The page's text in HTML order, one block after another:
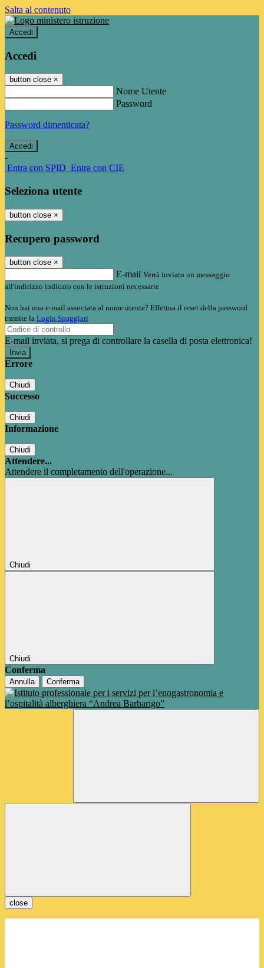
Salta al contenuto
Accedi
Accedi
button close ×
Nome Utente
Password
Password dimenticata?
-
Entra con SPID Entra con CIE
Seleziona utente
button close ×
Recupero password
button close ×
E-mail Verrà inviato un messaggio
all'indirizzo indicato con le istruzioni necessarie.
Non hai una e-mail associata al nome utente? Effettua il reset della password
tramite la Login Spaggiari
E-mail inviata, si prega di controllare la casella di posta elettronica!
Errore
Chiudi
Successo
Chiudi
Informazione
Chiudi
Attendere...
Attendere il completamento dell'operazione...
Chiudi
Chiudi
Conferma
Annulla Conferma
close